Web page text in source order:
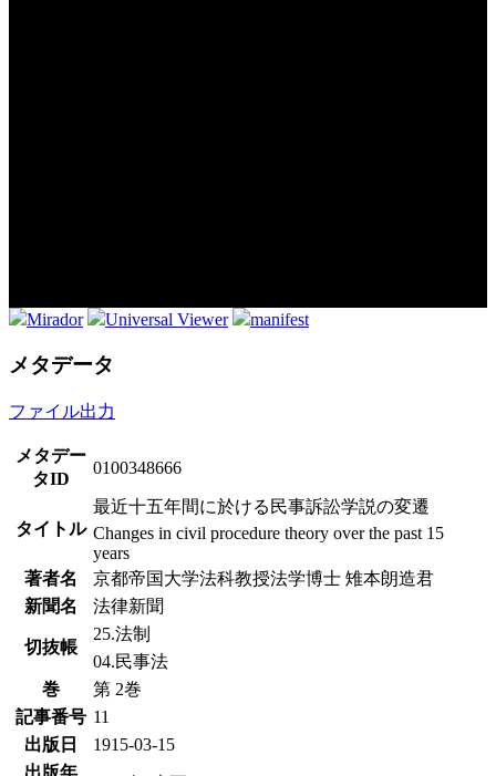
Mirador Universal Viewer manifest
メタデータ
ファイル出力
メタデー
タID
0100348666
タイトル
最近十五年間に於ける民事訴訟学説の変遷
Changes in civil procedure theory over the past 15
years
著者名
京都帝国大学法科教授法学博士 雉本朗造君
新聞名
法律新聞
切抜帳
25.法制
04.民事法
巻
第 2巻
記事番号 11
出版日
1915-03-15
出版年